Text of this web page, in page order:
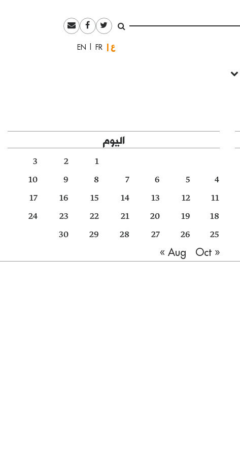
العربيةFrançais
English
اليوم
1
2
3
4
5
6
7
8
9
10
11
12
13
14
15
16
17
18
19
20
21
22
23
24
25
26
27
28
29
30
« Aug
Oct »